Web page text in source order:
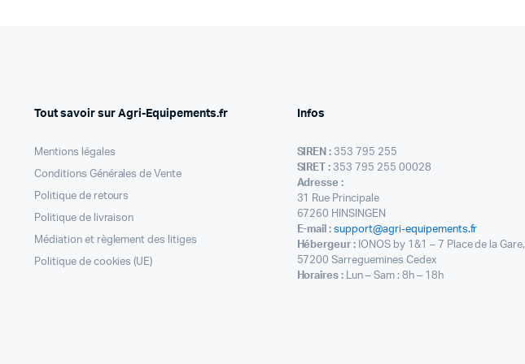
Tout savoir sur Agri-Equipements.fr
Mentions légales
Conditions Générales de Vente
Politique de retours
Politique de livraison
Médiation et règlement des litiges
Politique de cookies (UE)
Infos
SIREN : 353 795 255
SIRET : 353 795 255 00028
Adresse :
31 Rue Principale
67260 HINSINGEN
E-mail : support@agri-equipements.fr
Hébergeur : IONOS by 1&1 – 7 Place de la Gare,
57200 Sarreguemines Cedex
Horaires : Lun – Sam : 8h – 18h